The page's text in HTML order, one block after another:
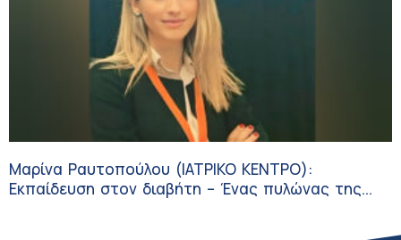
Μαρίνα Ραυτοπούλου (ΙΑΤΡΙΚΟ ΚΕΝΤΡΟ):
Εκπαίδευση στον διαβήτη – Ένας πυλώνας της